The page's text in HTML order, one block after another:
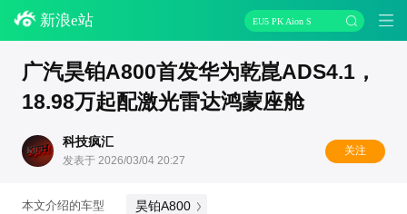
新浪e站 EU5 PK Aion S
广汽昊铂A800首发华为乾崑ADS4.1，
18.98万起配激光雷达鸿蒙座舱
科技疯汇
发表于 2026/03/04 20:27
关注
本文介绍的车型 昊铂A800